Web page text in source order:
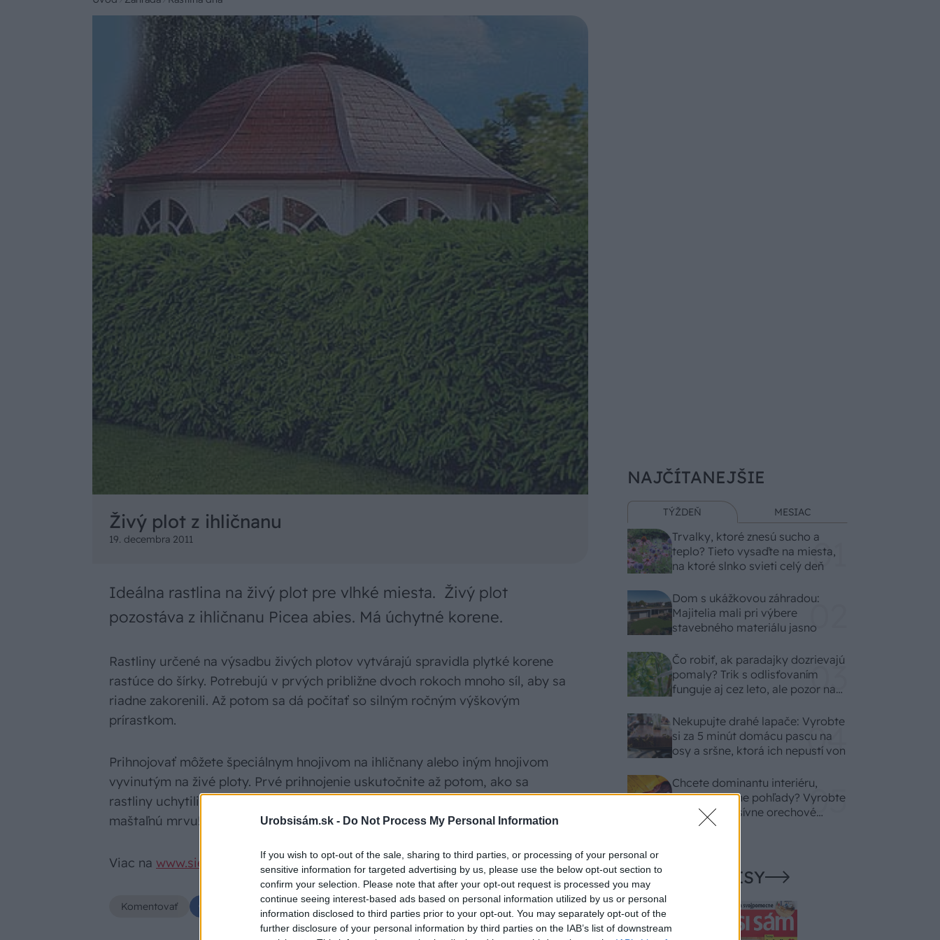
Urobsisám.sk - Do Not Process My Personal Information
If you wish to opt-out of the sale, sharing to third parties, or processing of your personal or
sensitive information for targeted advertising by us, please use the below opt-out section to
confirm your selection. Please note that after your opt-out request is processed you may
continue seeing interest-based ads based on personal information utilized by us or personal
information disclosed to third parties prior to your opt-out. You may separately opt-out of the
further disclosure of your personal information by third parties on the IAB’s list of downstream
Živý plot z ihličnanu
19. decembra 2011
Ideálna rastlina na živý plot pre vlhké miesta. Živý plot
pozostáva z ihličnanu Picea abies. Má úchytné korene.
Rastliny určené na výsadbu živých plotov vytvárajú spravidla plytké korene
rastúce do šírky. Potrebujú v prvých približne dvoch rokoch mnoho síl, aby sa
riadne zakorenili. Až potom sa dá počítať so silným ročným výškovým
prírastkom.
Prihnojovať môžete špeciálnym hnojivom na ihličnany alebo iným hnojivom
vyvinutým na živé ploty. Prvé prihnojenie uskutočnite až potom, ako sa
rastliny uchytili; pri výsadbe rozhodne nepridávajte do pôdy hnojivo alebo
maštaľnú mrvu!
Viac na www.sieberz.sk
Komentovať
NAJČÍTANEJŠIE
TÝŽDEŇ MESIAC
Trvalky, ktoré znesú sucho a
teplo? Tieto vysaďte na miesta,
na ktoré slnko svieti celý deň
Dom s ukážkovou záhradou:
Majitelia mali pri výbere
stavebného materiálu jasno
Čo robiť, ak paradajky dozrievajú
pomaly? Trik s odlisťovaním
funguje aj cez leto, ale pozor na
Nekupujte drahé lapače: Vyrobte
si za 5 minút domácu pascu na
osy a sršne, ktorá ich nepustí von
Chcete dominantu interiéru,
ktorá pritiahne pohľady? Vyrobte
si takéto masívne orechové
svietidlo
NAŠE ČASOPISY